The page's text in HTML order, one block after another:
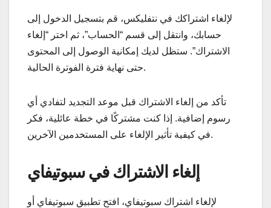
لإلغاء اشتراكك في نتفليكس، قم بتسجيل الدخول إلى
حسابك، وانتقل إلى قسم “الحساب”، ثم اختر “إلغاء
الاشتراك”. ستظل لديك إمكانية الوصول إلى المحتوى
حتى نهاية فترة الفوترة الحالية.
تأكد من إلغاء الاشتراك قبل موعد التجديد لتفادي أي
رسوم إضافية. إذا كنت مشتركًا في خطة عائلية، فكر
في كيفية تأثير الإلغاء على المستخدمين الآخرين.
إلغاء الاشتراك في سبوتيفاي
لإلغاء اشتراك سبوتيفاي، افتح تطبيق سبوتيفاي أو